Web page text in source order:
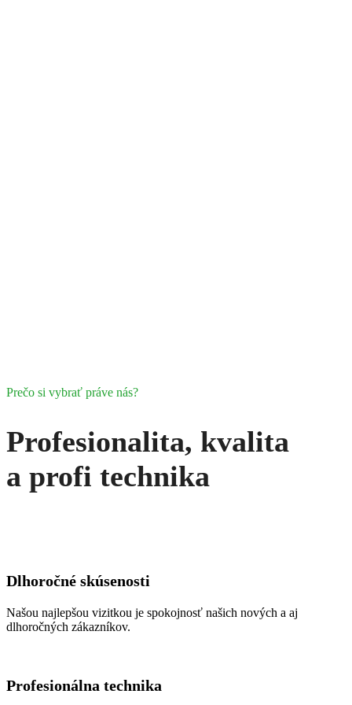
Našou najlepšou vizitkou je spokojnosť našich nových a aj
Profesionálna technika
Ferrari spätná fréza a úpravu terénu a zakladanie trávnika